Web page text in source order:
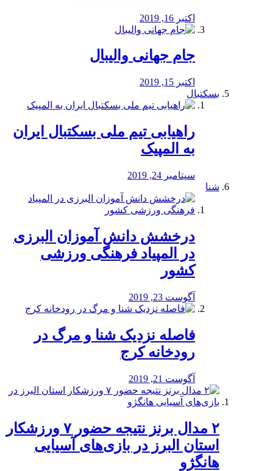
اکتبر 16, 2019
جام جهانی والیبال
اکتبر 15, 2019
بسکتبال
راهیابی تیم ملی بسکتبال ایران
به المپیک
سپتامبر 24, 2019
شنا
درخشش دانش آموزان البرزی
در المپیاد فرهنگی ورزشی
کشور
آگوست 23, 2019
️فاصله نزدیک شنا و مرگ در
رودخانه کرج
آگوست 21, 2019
۲ مدال برنز نتیجه حضور ۷ ورزشکار
استان البرز در بازی‌های آسیایی
هانگژو